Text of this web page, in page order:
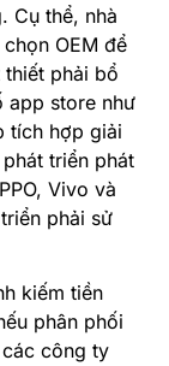
Cụ thể, nhà
OEM để
phải bổ
app store như
tích hợp giải
triển phát
Vivo và
phải sử
kiếm tiền
phân phối
công ty